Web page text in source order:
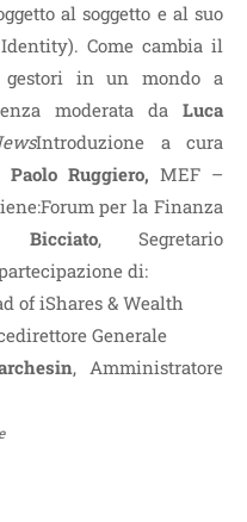
al soggetto e al suo
Come cambia il
in un mondo a
moderata da Luca
Introduzione a cura
Paolo Ruggiero, MEF –
per la Finanza
Bicciato, Segretario
di:
of iShares & Wealth
Generale
, Amministratore